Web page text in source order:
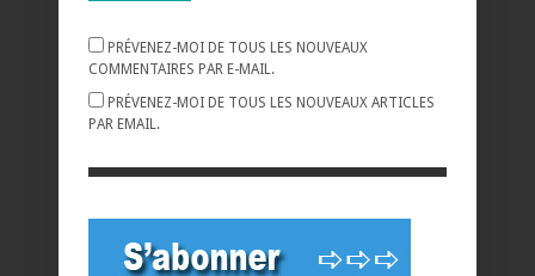
PRÉVENEZ-MOI DE TOUS LES NOUVEAUX
COMMENTAIRES PAR E-MAIL.
PRÉVENEZ-MOI DE TOUS LES NOUVEAUX ARTICLES
PAR EMAIL.